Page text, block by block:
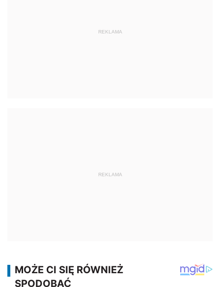
REKLAMA
REKLAMA